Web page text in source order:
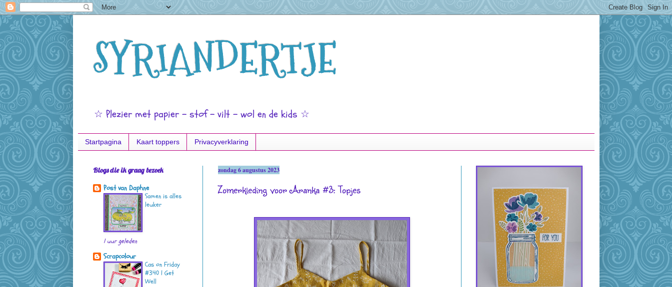
SYRIANDERTJE
☆ Plezier met papier - stof - vilt - wol en de kids ☆
Startpagina Kaart toppers Privacyverklaring
zondag 6 augustus 2023
Zomerkleding voor Aranka #3: Topjes
Blogs die ik graag bezoek
Post van Daphne
Samen is alles
leuker
1 uur geleden
Scrapcolour
Cas on Friday
#340 | Get
Well